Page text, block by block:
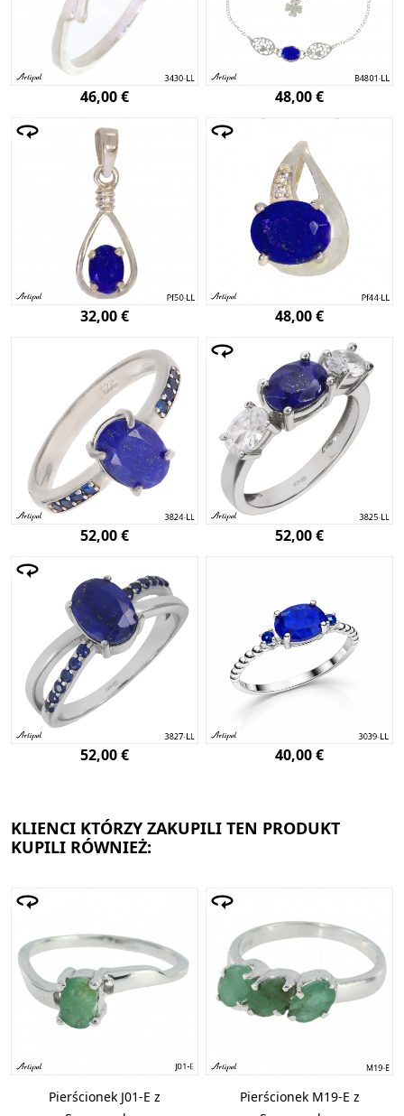
46,00 € 48,00 €
32,00 € 48,00 €
52,00 € 52,00 €
52,00 € 40,00 €
KLIENCI KTÓRZY ZAKUPILI TEN PRODUKT
KUPILI RÓWNIEŻ:
Pierścionek J01-E z
Pierścionek M19-E z